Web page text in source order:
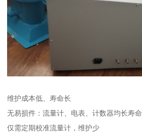
维护成本低、寿命长
无易损件：流量计、电表、计数器均长寿命
仅需定期校准流量计，维护少